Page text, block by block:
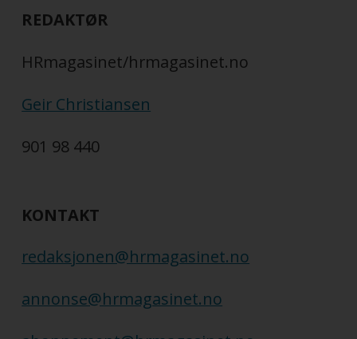
REDAKTØR
HRmagasinet/hrmagasinet.no
Geir Christiansen
901 98 440
KONTAKT
redaksjonen@hrmagasinet.no
annonse@hrmagasinet.no